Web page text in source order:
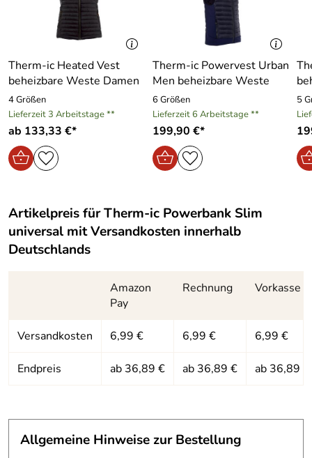
anderem iPhone, iPad, Smartphones und viele Thermic-
Produkte. Ideal ist die Slim universal Powerbank für die
warmen Therm-ic-Jacken, passt perfekt in die dafür
Hersteller: Therm-ic STC DISTRIBUTION GMBH,
TRIESTERSTRASSE 179, 8073 FELDKIRCHEN,
Österreich, service@therm-ic.com
Therm-ic Heated Vest
beheizbare Weste Damen
4 Größen
Lieferzeit 3 Arbeitstage **
ab 133,33 €*
Therm-ic Powervest Urban
Men beheizbare Weste
6 Größen
Lieferzeit 6 Arbeitstage **
199,90 €*
5
Artikelpreis fürTherm-ic Powerbank Slim
universal mit Versandkosten innerhalb
Deutschlands
Amazon
Pay
Rechnung Vorkasse
Versandkosten 6,99 € 6,99 € 6,99 €
Endpreis ab 36,89 € ab 36,89 € ab 36,89 €
Allgemeine Hinweise zur Bestellung